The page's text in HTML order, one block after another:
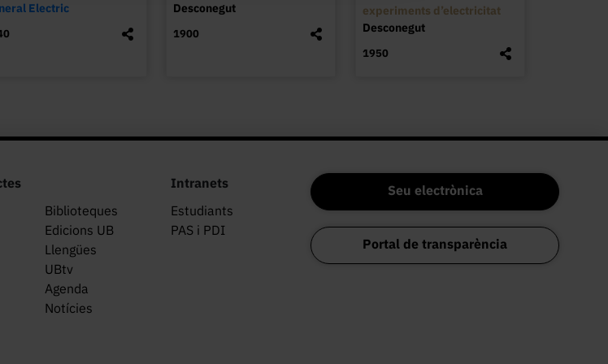
Electric
Desconegut
1900
experiments d’electricitat
Desconegut
1950
Biblioteques
Edicions UB
Llengües
UBtv
Agenda
Notícies
Intranets
Estudiants
PAS i PDI
Seu electrònica
Portal de transparència